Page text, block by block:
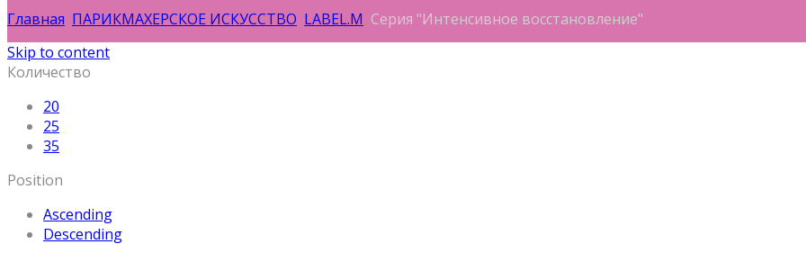
Главная ПАРИКМАХЕРСКОЕ ИСКУССТВО LABEL.M Серия "Интенсивное восстановление"
Skip to content
Количество
20
25
35
Position
Ascending
Descending